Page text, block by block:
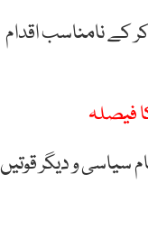
کے نامناسب اقدام
فیصلہ
سیاسی و دیگر قوتیں